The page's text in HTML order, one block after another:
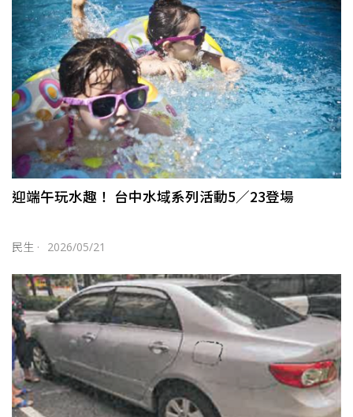
迎端午玩水趣！ 台中水域系列活動5／23登場
民生 · 2026/05/21